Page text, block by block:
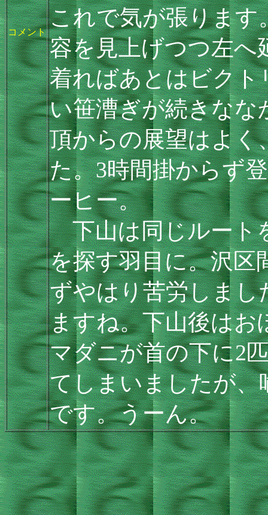
コメント
これで気が張ります
容を見上げつつ左へ
着ればあとはビクト
い笹漕ぎが続きなな
頂からの展望はよく
た。3時間掛からず
ーヒー。
下山は同じルート
を探す羽目に。沢区
ずやはり苦労しまし
ますね。下山後はお
マダニが首の下に2
てしまいましたが
です。うーん。